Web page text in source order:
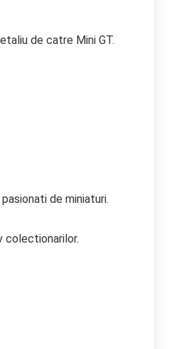
de catre Mini GT.
de miniaturi.
colectionarilor.